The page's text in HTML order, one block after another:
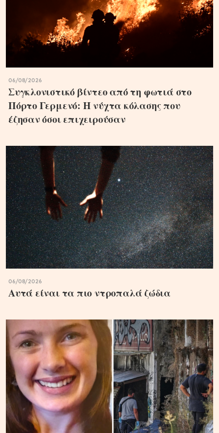
06/08/2026
Συγκλονιστικό βίντεο από τη φωτιά στο
Πόρτο Γερμενό: Η νύχτα κόλασης που
έζησαν όσοι επιχειρούσαν
06/08/2026
Αυτά είναι τα πιο ντροπαλά ζώδια